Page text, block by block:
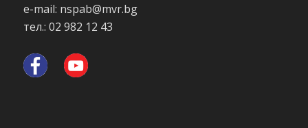
e-mail: nspab@mvr.bg
тел.: 02 982 12 43